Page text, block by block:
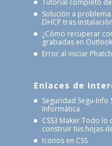
Solución a
DHCP tras
¿Cómo recuperar
grabadas en
Error al iniciar Phatch
Enlaces de
Seguridad Segu-Info
Informática
CSS3 MakerTodo lo
construir tus hojas
Iconos en CSS